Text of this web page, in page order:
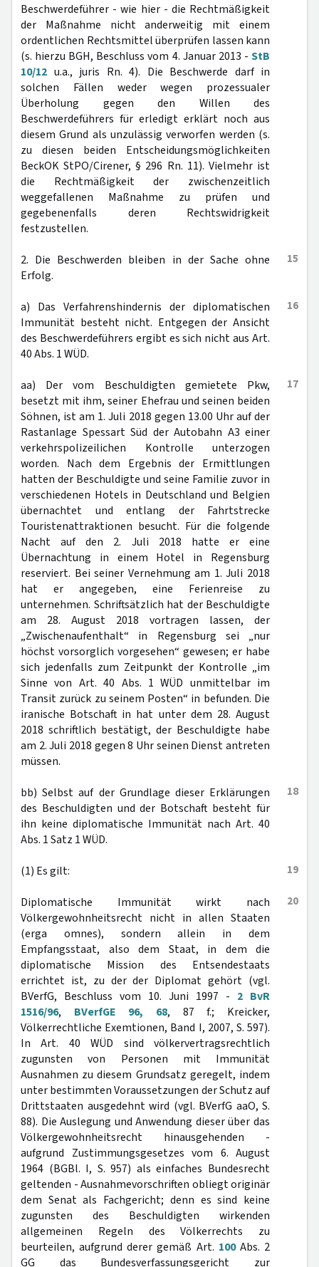
Beschwerdeführer - wie hier - die Rechtmäßigkeit
der Maßnahme nicht anderweitig mit einem
ordentlichen Rechtsmittel überprüfen lassen kann
(s. hierzu BGH, Beschluss vom 4. Januar 2013 - StB
10/12 u.a., juris Rn. 4). Die Beschwerde darf in
solchen Fällen weder wegen prozessualer
Überholung gegen den Willen des
Beschwerdeführers für erledigt erklärt noch aus
diesem Grund als unzulässig verworfen werden (s.
zu diesen beiden Entscheidungsmöglichkeiten
BeckOK StPO/Cirener, § 296 Rn. 11). Vielmehr ist
die Rechtmäßigkeit der zwischenzeitlich
weggefallenen Maßnahme zu prüfen und
gegebenenfalls deren Rechtswidrigkeit
festzustellen.
15
2. Die Beschwerden bleiben in der Sache ohne
Erfolg.
16
a) Das Verfahrenshindernis der diplomatischen
Immunität besteht nicht. Entgegen der Ansicht
des Beschwerdeführers ergibt es sich nicht aus Art.
40 Abs. 1 WÜD.
17
aa) Der vom Beschuldigten gemietete Pkw,
besetzt mit ihm, seiner Ehefrau und seinen beiden
Söhnen, ist am 1. Juli 2018 gegen 13.00 Uhr auf der
Rastanlage Spessart Süd der Autobahn A3 einer
verkehrspolizeilichen Kontrolle unterzogen
worden. Nach dem Ergebnis der Ermittlungen
hatten der Beschuldigte und seine Familie zuvor in
verschiedenen Hotels in Deutschland und Belgien
übernachtet und entlang der Fahrtstrecke
Touristenattraktionen besucht. Für die folgende
Nacht auf den 2. Juli 2018 hatte er eine
Übernachtung in einem Hotel in Regensburg
reserviert. Bei seiner Vernehmung am 1. Juli 2018
hat er angegeben, eine Ferienreise zu
unternehmen. Schriftsätzlich hat der Beschuldigte
am 28. August 2018 vortragen lassen, der
„Zwischenaufenthalt“ in Regensburg sei „nur
höchst vorsorglich vorgesehen“ gewesen; er habe
sich jedenfalls zum Zeitpunkt der Kontrolle „im
Sinne von Art. 40 Abs. 1 WÜD unmittelbar im
Transit zurück zu seinem Posten“ in befunden. Die
iranische Botschaft in hat unter dem 28. August
2018 schriftlich bestätigt, der Beschuldigte habe
am 2. Juli 2018 gegen 8 Uhr seinen Dienst antreten
müssen.
18
bb) Selbst auf der Grundlage dieser Erklärungen
des Beschuldigten und der Botschaft besteht für
ihn keine diplomatische Immunität nach Art. 40
Abs. 1 Satz 1 WÜD.
19
(1) Es gilt:
20
Diplomatische Immunität wirkt nach
Völkergewohnheitsrecht nicht in allen Staaten
(erga omnes), sondern allein in dem
Empfangsstaat, also dem Staat, in dem die
diplomatische Mission des Entsendestaats
errichtet ist, zu der der Diplomat gehört (vgl.
BVerfG, Beschluss vom 10. Juni 1997 - 2 BvR
1516/96, BVerfGE 96, 68, 87 f.; Kreicker,
Völkerrechtliche Exemtionen, Band I, 2007, S. 597).
In Art. 40 WÜD sind völkervertragsrechtlich
zugunsten von Personen mit Immunität
Ausnahmen zu diesem Grundsatz geregelt, indem
unter bestimmten Voraussetzungen der Schutz auf
Drittstaaten ausgedehnt wird (vgl. BVerfG aaO, S.
88). Die Auslegung und Anwendung dieser über das
Völkergewohnheitsrecht hinausgehenden -
aufgrund Zustimmungsgesetzes vom 6. August
1964 (BGBl. I, S. 957) als einfaches Bundesrecht
geltenden - Ausnahmevorschriften obliegt originär
dem Senat als Fachgericht; denn es sind keine
zugunsten des Beschuldigten wirkenden
allgemeinen Regeln des Völkerrechts zu
beurteilen, aufgrund derer gemäß Art. 100Abs. 2
GG das Bundesverfassungsgericht zur